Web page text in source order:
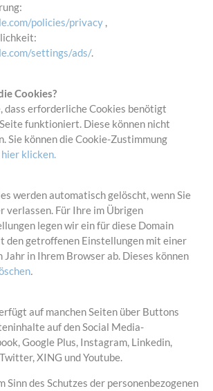
policies/privacy ,
settings/ads/.
Cookies?
dass erforderliche Cookies benötigt
funktioniert. Diese können nicht
Sie können die Cookie-Zustimmung
hier klicken.
werden automatisch gelöscht, wenn Sie
verlassen. Für Ihre im Übrigen
legen wir ein für diese Domain
den getroffenen Einstellungen mit einer
Jahr in Ihrem Browser ab. Dieses können
.
auf manchen Seiten über Buttons
auf den Social Media-
Google Plus, Instagram, Linkedin,
XING und Youtube.
Sinn des Schutzes der personenbezogenen